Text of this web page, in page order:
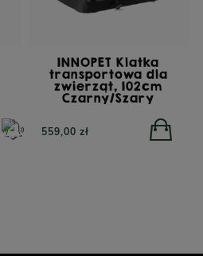
INNOPET Klatka
transportowa dla
zwierząt, 102cm
Czarny/Szary
559,00 zł